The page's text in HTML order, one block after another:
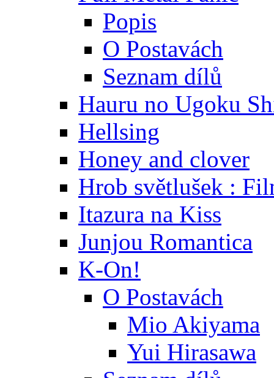
Popis
O Postavách
Seznam dílů
Hauru no Ugoku
Hellsing
Honey and clover
Hrob světlušek :
Itazura na Kiss
Junjou Romantica
K-On!
O Postavách
Mio Akiyama
Yui Hirasawa